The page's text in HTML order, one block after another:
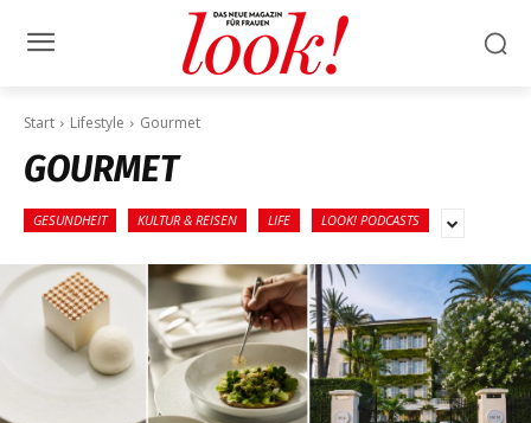
Start Lifestyle Gourmet
GOURMET
GESUNDHEIT KULTUR & REISEN LIFE LOOK! PODCASTS